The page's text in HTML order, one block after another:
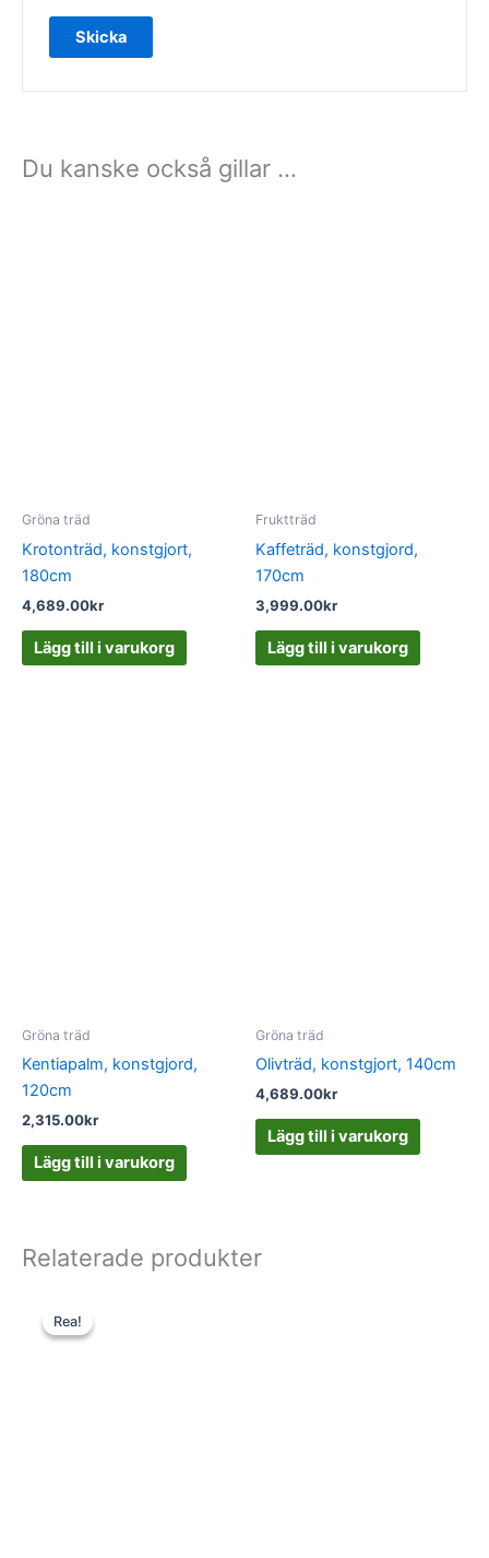
Du kanske också gillar …
Gröna träd
Krotonträd, konstgjort,
180cm
4,689.00kr
Lägg till i varukorg
Fruktträd
Kaffeträd, konstgjord,
170cm
3,999.00kr
Lägg till i varukorg
Gröna träd
Kentiapalm, konstgjord,
120cm
2,315.00kr
Lägg till i varukorg
Gröna träd
Olivträd, konstgjort, 140cm
4,689.00kr
Lägg till i varukorg
Relaterade produkter
Rea!
Rea!
priset